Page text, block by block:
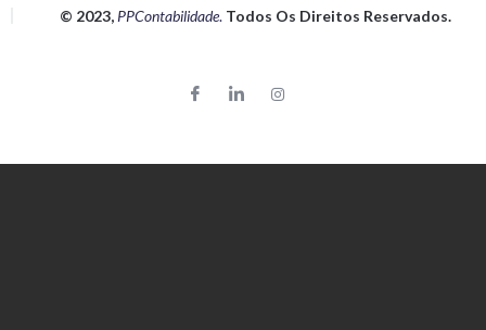
© 2023, PPContabilidade. Todos Os Direitos Reservados.